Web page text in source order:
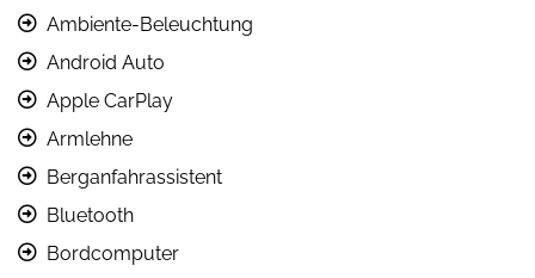
Ambiente-Beleuchtung
Android Auto
Apple CarPlay
Armlehne
Berganfahrassistent
Bluetooth
Bordcomputer